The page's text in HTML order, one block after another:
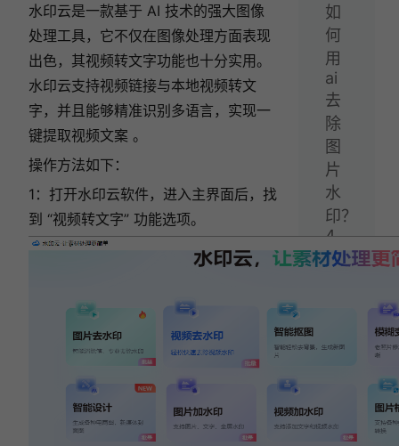
水印云是一款基于 AI 技术的强大图像
处理工具，它不仅在图像处理方面表现
出色，其视频转文字功能也十分实用。
水印云支持视频链接与本地视频转文
字，并且能够精准识别多语言，实现一
键提取视频文案 。
操作方法如下：
1：打开水印云软件，进入主界面后，找
到 “视频转文字” 功能选项。
如
何
用
ai
去
除
图
片
水
印？
4
大
方
你